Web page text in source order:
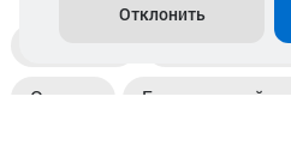
Пункты
Оплата Безналичный
Отклонить